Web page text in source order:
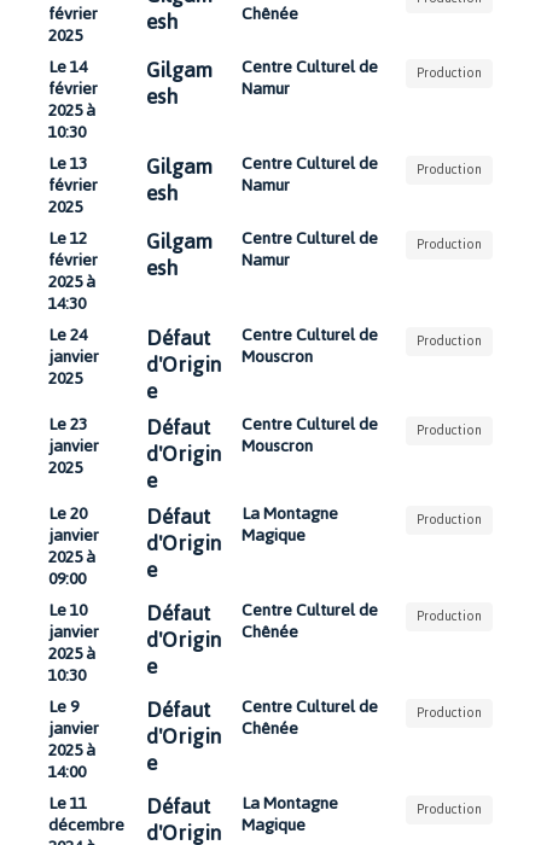
février
2025 esh Chênée
Le 14
février
2025 à
10:30
Gilgam
esh
Centre Culturel de
Namur Production
Le 13
février
2025
Gilgam
esh
Centre Culturel de
Namur Production
Le 12
février
2025 à
14:30
Gilgam
esh
Centre Culturel de
Namur Production
Le 24
janvier
2025
Défaut
d'Origin
e
Centre Culturel de
Mouscron Production
Le 23
janvier
2025
Défaut
d'Origin
e
Centre Culturel de
Mouscron Production
Le 20
janvier
2025 à
09:00
Défaut
d'Origin
e
La Montagne
Magique Production
Le 10
janvier
2025 à
10:30
Défaut
d'Origin
e
Centre Culturel de
Chênée Production
Le 9
janvier
2025 à
14:00
Défaut
d'Origin
e
Centre Culturel de
Chênée Production
Le 11
décembre Défaut
d'Origin
La Montagne
Magique Production